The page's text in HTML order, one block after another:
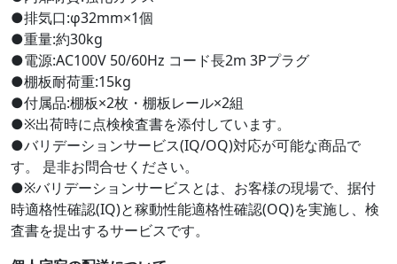
●排気口:φ32mm×1個
●重量:約30kg
●電源:AC100V 50/60Hz コード長2m 3Pプラグ
●棚板耐荷重:15kg
●付属品:棚板×2枚・棚板レール×2組
●※出荷時に点検検査書を添付しています。
●バリデーションサービス(IQ/OQ)対応が可能な商品で
す。 是非お問合せください。
●※バリデーションサービスとは、お客様の現場で、据付
時適格性確認(IQ)と稼動性能適格性確認(OQ)を実施し、検
査書を提出するサービスです。